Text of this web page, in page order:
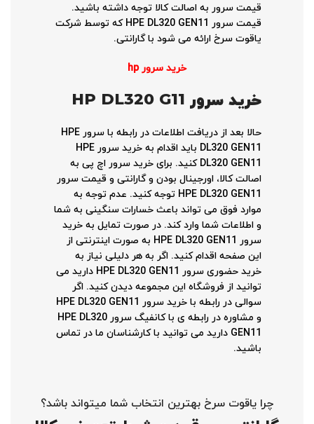
قیمت سرور به اصالت کالا توجه داشته باشید.
قیمت سرور HPE DL320 GEN11 که توسط شرکت
یاقوت سرخ ارائه می شود با گارانتی.
خرید سرور hp
خرید سرور
حالا بعد از دریافت اطلاعات در رابطه با سرور HPE
DL320 GEN11 باید اقدام به خرید سرور HPE
DL320 GEN11 کنید. برای خرید سرور اچ پی به
اصالت کالا، اورجینال بودن و گارانتی و قیمت سرور
HPE DL320 GEN11 توجه کنید. عدم توجه به
موارد فوق می تواند باعث خسارات سنگینی به شما
و اطلاعات شما وارد کند. در صورت تمایل به خرید
سرور HPE DL320 GEN11 به صورت اینترنتی از
این صفحه اقدام کنید. اگر به هر دلیلی نیاز به
خرید حضوری سرور HPE DL320 GEN11 دارید می
توانید از فروشگاه این مجموعه دیدن کنید. اگر
سوالی در رابطه با خرید سرور HPE DL320 GEN11
و مشاوره در رابطه ی با کانفیگ سرور HPE DL320
GEN11 دارید می توانید با کارشناسان ما در تماس
باشید.
چرا یاقوت سرخ بهترین انتخاب شما میتواند باشد؟